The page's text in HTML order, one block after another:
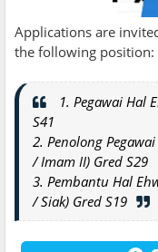
Applications are
the following position:
1. Pegawai Hal
S41
2. Penolong
/ Imam II) Gred S29
3. Pembantu Hal
/ Siak) Gred S19